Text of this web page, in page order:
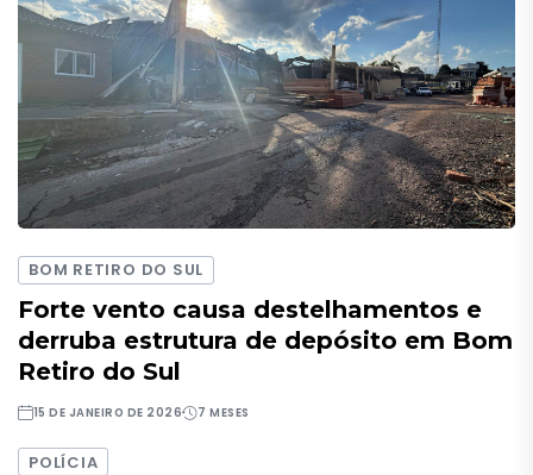
BOM RETIRO DO SUL
Forte vento causa destelhamentos e
derruba estrutura de depósito em Bom
Retiro do Sul
15 DE JANEIRO DE 2026 7 MESES
POLÍCIA